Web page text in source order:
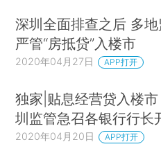
深圳全面排查之后 多
严管“房抵贷”入楼市
2020年04月27日 APP打开
独家|贴息经营贷入楼
圳监管急召各银行行长
2020年04月20日 APP打开